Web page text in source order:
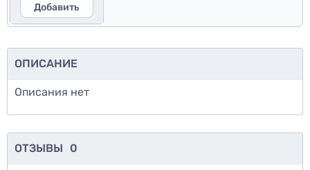
Добавить
ОПИСАНИЕ
Описания нет
ОТЗЫВЫ 0